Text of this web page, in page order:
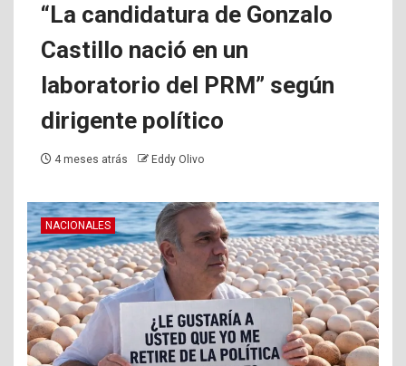
“La candidatura de Gonzalo
Castillo nació en un
laboratorio del PRM” según
dirigente político
4 meses atrás Eddy Olivo
NACIONALES